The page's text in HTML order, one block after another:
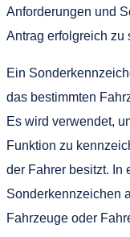
Anforderungen und
Antrag erfolgreich zu
Ein
das bestimmten
Es wird verwendet,
Funktion zu
der Fahrer besitzt. In
Sonderkennzeichen
Fahrzeuge oder